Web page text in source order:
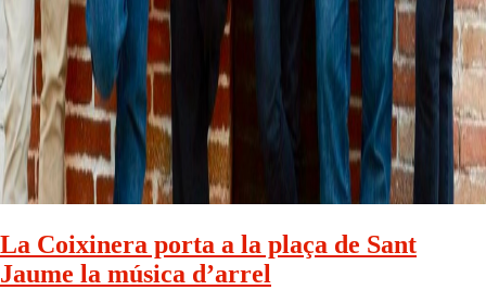
La Coixinera porta a la plaça de Sant
Jaume la música d’arrel